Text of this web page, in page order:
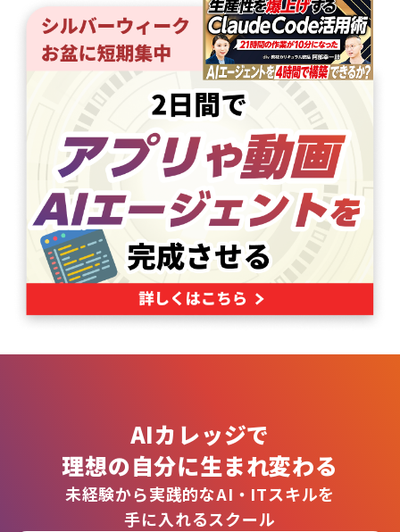
AIカレッジで
理想の自分に生まれ変わる
未経験から実践的なAI・ITスキルを
手に入れるスクール